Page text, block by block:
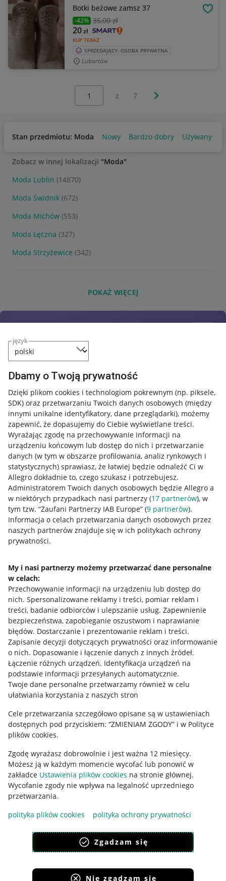
język
Dbamy o Twoją prywatność
Dzięki plikom cookies i technologiom pokrewnym (np. piksele,
SDK) oraz przetwarzaniu Twoich danych osobowych (między
innymi unikalne identyfikatory, dane przeglądarki), możemy
zapewnić, że dopasujemy do Ciebie wyświetlane treści.
Wyrażając zgodę na przechowywanie informacji na
urządzeniu końcowym lub dostęp do nich i przetwarzanie
danych (w tym w obszarze profilowania, analiz rynkowych i
statystycznych) sprawiasz, że łatwiej będzie odnaleźć Ci w
Allegro dokładnie to, czego szukasz i potrzebujesz.
Administratorem Twoich danych osobowych będzie Allegro a
w niektórych przypadkach nasi partnerzy (17 partnerów), w
tym tzw. “Zaufani Partnerzy IAB Europe” (9 partnerów).
Informacja o celach przetwarzania danych osobowych przez
naszych partnerów znajduje się w ich politykach ochrony
prywatności.
My i nasi partnerzy możemy przetwarzać dane personalne
w celach:
Przechowywanie informacji na urządzeniu lub dostęp do
nich. Spersonalizowane reklamy i treści, pomiar reklam i
treści, badanie odbiorców i ulepszanie usług. Zapewnienie
bezpieczeństwa, zapobieganie oszustwom i naprawianie
błędów. Dostarczanie i prezentowanie reklam i treści.
Zapisanie decyzji dotyczących prywatności oraz informowanie
o nich. Dopasowanie i łączenie danych z innych źródeł.
Łączenie różnych urządzeń. Identyfikacja urządzeń na
podstawie informacji przesyłanych automatycznie.
Twoje dane personalne przetwarzamy również w celu
ułatwiania korzystania z naszych stron
Cele przetwarzania szczegółowo opisane są w ustawieniach
dostępnych pod przyciskiem: “ZMIENIAM ZGODY” i w Polityce
plików cookies.
Zgodę wyrażasz dobrowolnie i jest ważna 12 miesięcy.
Możesz ją w każdym momencie wycofać lub ponowić w
zakładce Ustawienia plików cookies na stronie głównej.
Wycofanie zgody nie wpływa na legalność uprzedniego
przetwarzania.
polityka plików cookies
polityka ochrony prywatności
Zgadzam się
Nie zgadzam się
Botki beżowe zamsz 37
-42% 35,00 zł
KUP TERAZ
20zł
SPRZEDAJĄCY: OSOBA PRYWATNA
Lubartów
z 7 Następna strona
Stan przedmiotu: Moda Nowy Bardzo dobry Używany
Zobacz w innej lokalizacji "Moda"
Moda Lublin (14870)
Moda Świdnik (672)
Moda Michów (553)
Moda Łęczna (327)
Moda Strzyżewice (342)
POKAŻ WIĘCEJ
Przydatne informacje
Jak to działa
Allegro Gadane dla sprzedających
Allegro Gadane dla kupujących
Mapa miejscowości
Informacje prawne
Regulamin
Polityka plików "cookies"
Ustawienia plików "cookies"
Udostępnianie lokalizacji
Informacje dla Aktu o Usługach Cyfrowych
Pobierz aplikację